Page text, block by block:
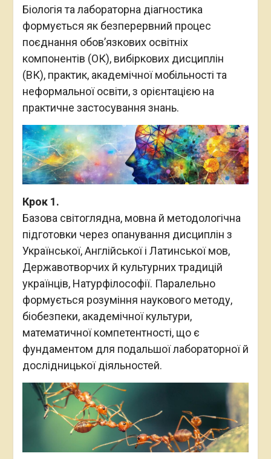
Біологія та лабораторна діагностика
формується як безперервний процес
поєднання обов’язкових освітніх
компонентів (ОК), вибіркових дисциплін
(ВК), практик, академічної мобільності та
неформальної освіти, з орієнтацією на
практичне застосування знань.
Крок 1.
Базова світоглядна, мовна й методологічна
підготовки через опанування дисциплін з
Української, Англійської і Латинської мов,
Державотворчих й культурних традицій
українців, Натурфілософії. Паралельно
формується розуміння наукового методу,
біобезпеки, академічної культури,
математичної компетентності, що є
фундаментом для подальшої лабораторної й
дослідницької діяльностей.